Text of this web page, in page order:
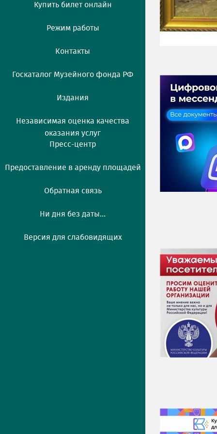
Купить билет онлайн
Режим работы
Контакты
Госкаталог Музейного фонда РФ
Издания
Независимая оценка качества
оказания услуг
Пресс-центр
Предоставление в аренду площадей
Обратная связь
Ни дня без даты...
Версия для слабовидящих